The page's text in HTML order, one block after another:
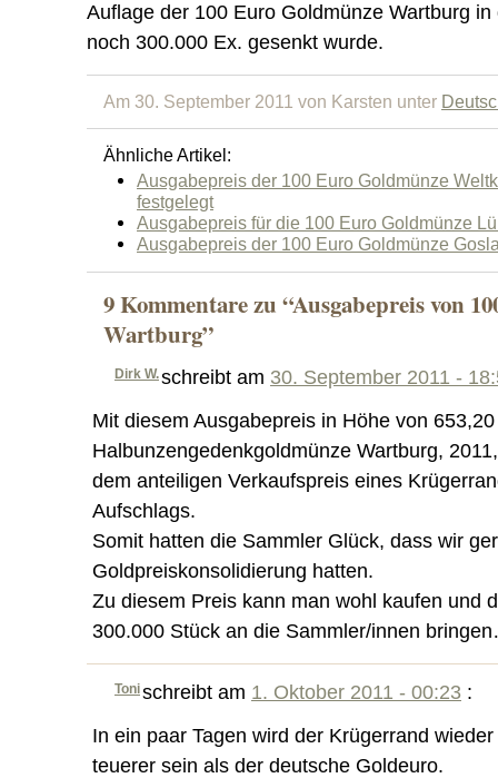
Auflage der 100 Euro Goldmünze Wartburg
noch 300.000 Ex. gesenkt wurde.
Am 30. September 2011 von Karsten unter
Ähnliche Artikel:
Ausgabepreis der 100 Euro Goldmünze
festgelegt
Ausgabepreis für die 100 Euro Goldmünze
Ausgabepreis der 100 Euro Goldmünze
9 Kommentare zu “Ausgabepreis von
Wartburg”
Dirk W.schreibt am 30. September 2011 -
Mit diesem Ausgabepreis in Höhe von
Halbunzengedenkgoldmünze Wartburg,
dem anteiligen Verkaufspreis eines
Aufschlags.
Somit hatten die Sammler Glück, dass wir
Goldpreiskonsolidierung hatten.
Zu diesem Preis kann man wohl kaufen und
300.000 Stück an die Sammler/innen
Tonischreibt am 1. Oktober 2011 - 00:23 :
In ein paar Tagen wird der Krügerrand
teuerer sein als der deutsche Goldeuro.